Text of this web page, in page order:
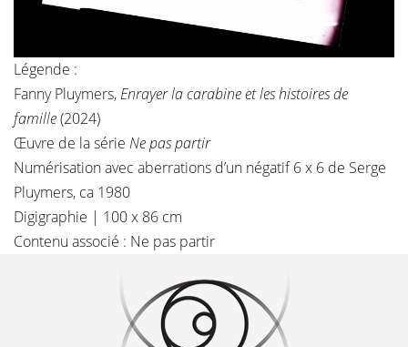
Légende :
Fanny Pluymers,Enrayer la carabine et les histoires de
famille(2024)
Œuvre de la série Ne pas partir
Numérisation avec aberrations d’un négatif 6 x 6 de Serge
Pluymers, ca 1980
Digigraphie | 100 x 86 cm
Contenu associé : Ne pas partir